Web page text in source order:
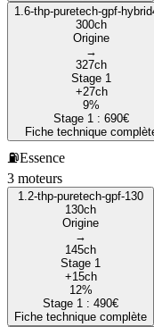
1.6-thp-puretech-gpf-
300ch
Origine
→
327ch
Stage 1
+27ch
9%
Stage 1 : 690€
Fiche technique
⛽Essence
3 moteurs
1.2-thp-puretech-gpf-130
130ch
Origine
→
145ch
Stage 1
+15ch
12%
Stage 1 : 490€
Fiche technique complète